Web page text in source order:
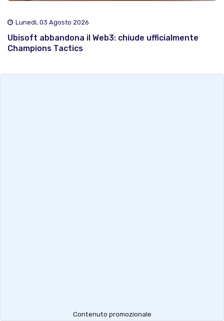
Lunedì, 03 Agosto 2026
Ubisoft abbandona il Web3: chiude ufficialmente
Champions Tactics
Contenuto promozionale